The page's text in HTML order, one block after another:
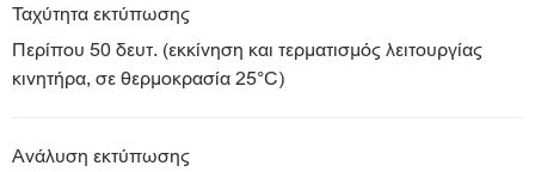
Ταχύτητα εκτύπωσης
Περίπου 50 δευτ. (εκκίνηση και τερματισμός λειτουργίας
κινητήρα, σε θερμοκρασία 25°C)
Ανάλυση εκτύπωσης